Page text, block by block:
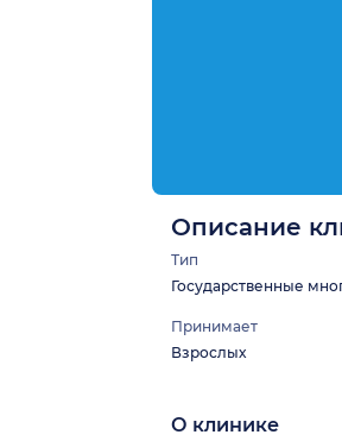
Описание
Тип
Государственные
Принимает
Взрослых
О клинике